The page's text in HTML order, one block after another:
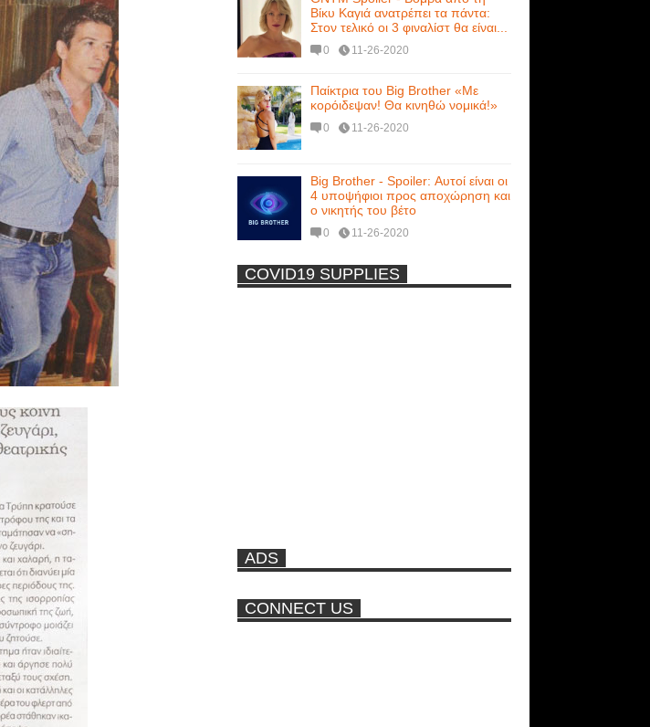
Βίκυ Καγιά ανατρέπει τα πάντα:
Στον τελικό οι 3 φιναλίστ θα είναι...
0 11-26-2020
Παίκτρια του Big Brother «Με
κορόιδεψαν! Θα κινηθώ νομικά!»
0 11-26-2020
Big Brother - Spoiler: Αυτοί είναι οι
4 υποψήφιοι προς αποχώρηση και
ο νικητής του βέτο
0 11-26-2020
Η Εύα Λάσκαρη Γυμνή Στο
πισίνα
-
COVID19 SUPPLIES
ADS
CONNECT US